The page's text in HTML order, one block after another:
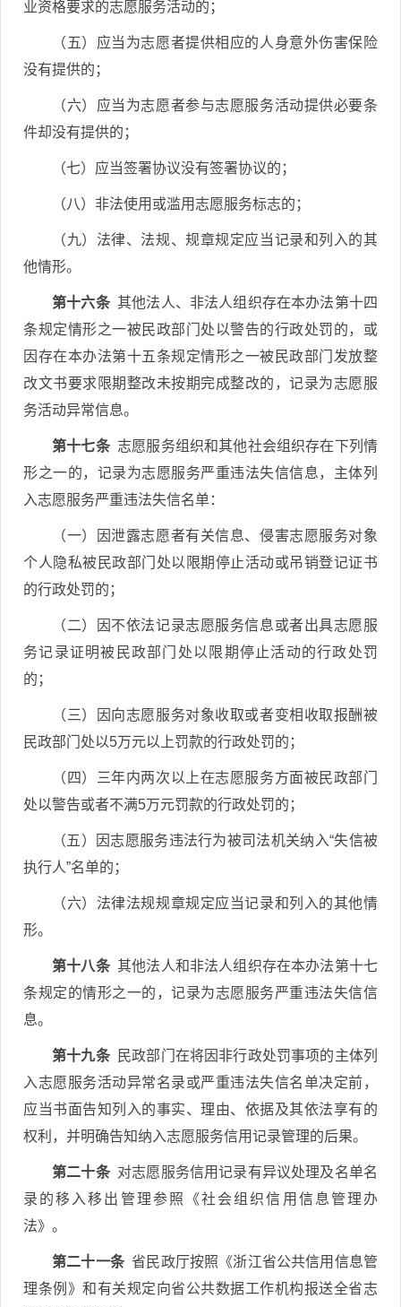
业资格要求的志愿服务活动的；
（五）应当为志愿者提供相应的人身意外伤害保险
没有提供的；
（六）应当为志愿者参与志愿服务活动提供必要条
件却没有提供的；
（七）应当签署协议没有签署协议的；
（八）非法使用或滥用志愿服务标志的；
（九）法律、法规、规章规定应当记录和列入的其
他情形。
第十六条其他法人、非法人组织存在本办法第十四
条规定情形之一被民政部门处以警告的行政处罚的，或
因存在本办法第十五条规定情形之一被民政部门发放整
改文书要求限期整改未按期完成整改的，记录为志愿服
务活动异常信息。
第十七条志愿服务组织和其他社会组织存在下列情
形之一的，记录为志愿服务严重违法失信信息，主体列
入志愿服务严重违法失信名单：
（一）因泄露志愿者有关信息、侵害志愿服务对象
个人隐私被民政部门处以限期停止活动或吊销登记证书
的行政处罚的；
（二）因不依法记录志愿服务信息或者出具志愿服
务记录证明被民政部门处以限期停止活动的行政处罚
的；
（三）因向志愿服务对象收取或者变相收取报酬被
民政部门处以5万元以上罚款的行政处罚的；
（四）三年内两次以上在志愿服务方面被民政部门
处以警告或者不满5万元罚款的行政处罚的；
（五）因志愿服务违法行为被司法机关纳入“失信被
执行人”名单的；
（六）法律法规规章规定应当记录和列入的其他情
形。
第十八条其他法人和非法人组织存在本办法第十七
条规定的情形之一的，记录为志愿服务严重违法失信信
息。
第十九条民政部门在将因非行政处罚事项的主体列
入志愿服务活动异常名录或严重违法失信名单决定前，
应当书面告知列入的事实、理由、依据及其依法享有的
权利，并明确告知纳入志愿服务信用记录管理的后果。
第二十条对志愿服务信用记录有异议处理及名单名
录的移入移出管理参照《社会组织信用信息管理办
法》。
第二十一条省民政厅按照《浙江省公共信用信息管
理条例》和有关规定向省公共数据工作机构报送全省志